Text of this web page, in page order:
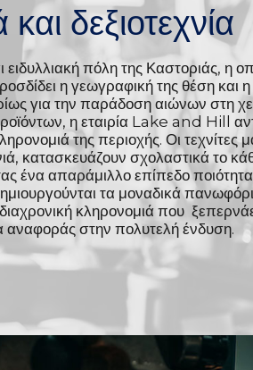
δεξιοτεχνία
ειδυλλιακή πόλη της Καστοριάς, η
η γεωγραφική της θέση και
για την παράδοση αιώνων στη
η εταιρία Lake and Hill
της περιοχής. Οι τεχνίτες
κατασκευάζουν σχολαστικά το
ένα απαράμιλλο επίπεδο
τα μοναδικά
κληρονομιά που
αναφοράς στην πολυτελή ένδυση.